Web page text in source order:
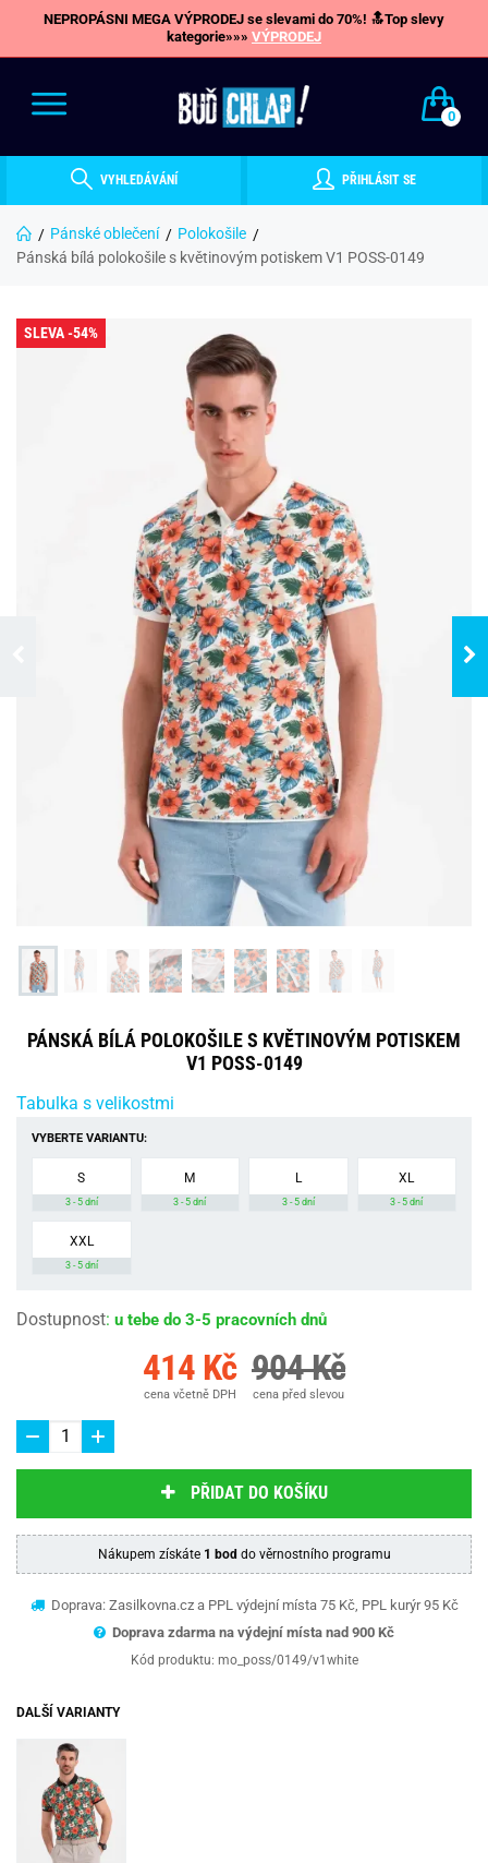
NEPROPÁSNI MEGA VÝPRODEJ se slevami do 70%! 🔝Top slevy
kategorie»»» VÝPRODEJ
0
VYHLEDÁVÁNÍ PŘIHLÁSIT SE
Pánské oblečení
Polokošile
Pánská bílá polokošile s květinovým potiskem V1 POSS-0149
SLEVA -54%
PÁNSKÁ BÍLÁ POLOKOŠILE S KVĚTINOVÝM POTISKEM
V1 POSS-0149
Tabulka s velikostmi
VYBERTE VARIANTU:
S
3 - 5 dní
M
3 - 5 dní
L
3 - 5 dní
XL
3 - 5 dní
XXL
3 - 5 dní
Dostupnost: u tebe do 3-5 pracovních dnů
414 Kč
cena včetně DPH
904 Kč
cena před slevou
PŘIDAT DO KOŠÍKU
Nákupem získáte 1 bod do věrnostního programu
Doprava: Zasilkovna.cz a PPL výdejní místa 75 Kč, PPL kurýr 95 Kč
Doprava zdarma na výdejní místa nad 900 Kč
Kód produktu: mo_poss/0149/v1white
DALŠÍ VARIANTY